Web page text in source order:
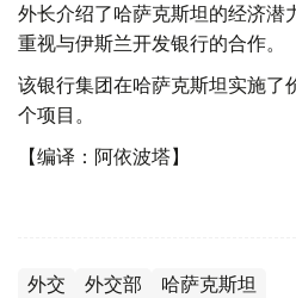
外长介绍了哈萨克斯坦的经济潜
重视与伊斯兰开发银行的合作。
该银行集团在哈萨克斯坦实施了
个项目。
【编译：阿依波塔】
外交 外交部 哈萨克斯坦